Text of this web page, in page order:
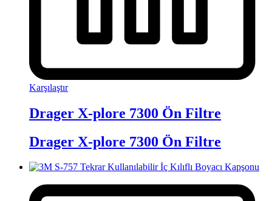
Karşılaştır
Drager X-plore 7300 Ön Filtre
Drager X-plore 7300 Ön Filtre